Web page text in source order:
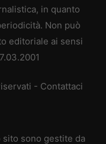
in quanto
Non può
editoriale ai sensi
- Contattaci
sono gestite da